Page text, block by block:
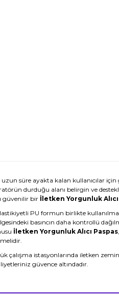
süre ayakta kalan kullanıcılar
durduğu alanı belirgin ve
güvenilir bir İletken Yorgunluk
PU formun birlikte
basıncın daha kontrollü
İletken Yorgunluk Alıcı Paspas
çalışma istasyonlarında iletken
güvence altındadır.